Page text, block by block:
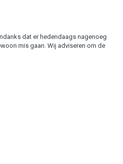
dat er hedendaags nagenoeg
mis gaan. Wij adviseren om de